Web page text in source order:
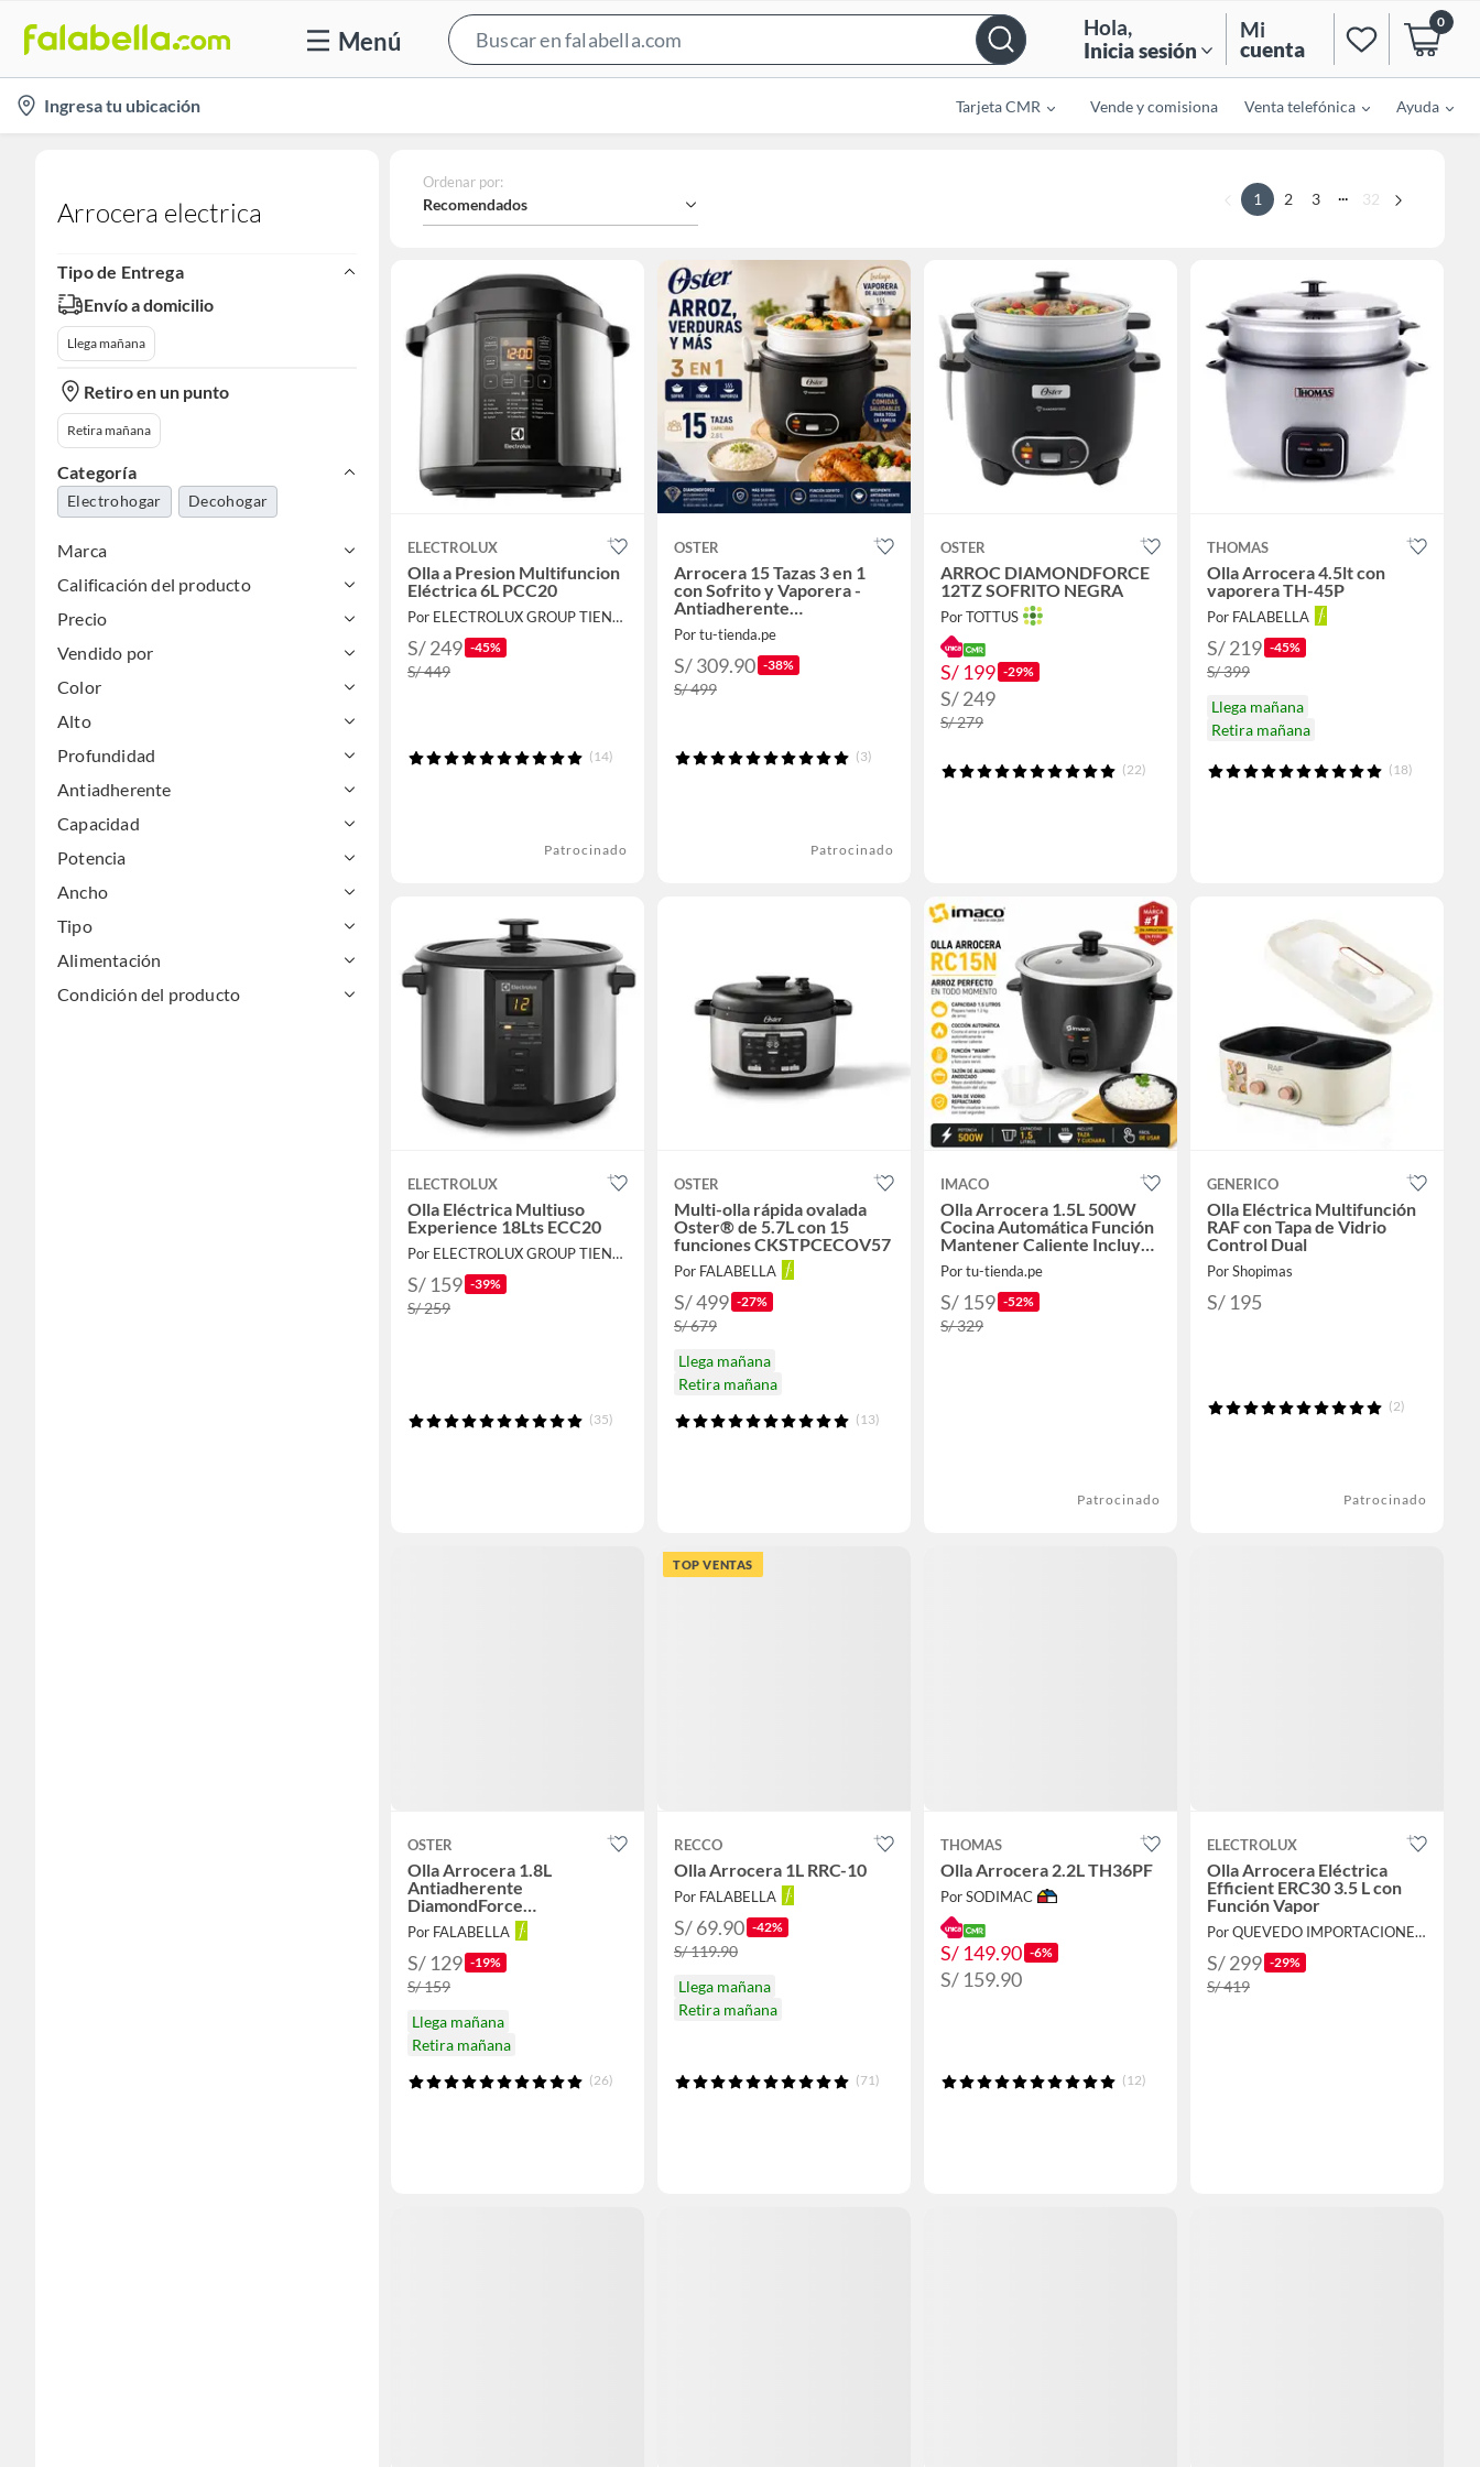
Menú
Bar
Hola,
Inicia sesión
Mi
cuenta
0
location-
icon
Ingresa tu ubicación Tarjeta CMR Vende y comisiona Venta telefónica Ayuda
Arrocera electrica
Tipo de Entrega
Envío a domicilio
Llega mañana
Retiro en un punto
Retira mañana
Categoría
Electrohogar Decohogar
Marca
Calificación del producto
Precio
Vendido por
Color
Alto
Profundidad
Antiadherente
Capacidad
Potencia
Ancho
Tipo
Alimentación
Condición del producto
Ordenar por:
Recomendados 1 2 3 ... 32
ELECTROLUX
Olla a Presion Multifuncion
Eléctrica 6L PCC20
Por ELECTROLUX GROUP TIENDA OFICIAL
S/ 249 -45%
S/ 449
(14)
Patrocinado
OSTER
Arrocera 15 Tazas 3 en 1
con Sofrito y Vaporera -
Antiadherente
DiamondForce
CKSTRC15DFBLK
Por tu-tienda.pe
S/ 309.90 -38%
S/ 499
(3)
Patrocinado
OSTER
ARROC DIAMONDFORCE
12TZ SOFRITO NEGRA
Por TOTTUS
S/ 199 -29%
S/ 249
S/ 279
(22)
THOMAS
Olla Arrocera 4.5lt con
vaporera TH-45P
Por FALABELLA
S/ 219 -45%
S/ 399
Llega mañana
Retira mañana
(18)
ELECTROLUX
Olla Eléctrica Multiuso
Experience 18Lts ECC20
Por ELECTROLUX GROUP TIENDA OFICIAL
S/ 159 -39%
S/ 259
(35)
OSTER
Multi-olla rápida ovalada
Oster® de 5.7L con 15
funciones CKSTPCECOV57
Por FALABELLA
S/ 499 -27%
S/ 679
Llega mañana
Retira mañana
(13)
IMACO
Olla Arrocera 1.5L 500W
Cocina Automática Función
Mantener Caliente Incluye
Taza y Cuchara
Por tu-tienda.pe
S/ 159 -52%
S/ 329
Patrocinado
GENERICO
Olla Eléctrica Multifunción
RAF con Tapa de Vidrio
Control Dual
Por Shopimas
S/ 195
(2)
Patrocinado
OSTER
Olla Arrocera 1.8L
Antiadherente
DiamondForce
CKSTRCB10DFSKE
Por FALABELLA
S/ 129 -19%
S/ 159
Llega mañana
Retira mañana
(26)
TOP VENTAS
RECCO
Olla Arrocera 1L RRC-10
Por FALABELLA
S/ 69.90 -42%
S/ 119.90
Llega mañana
Retira mañana
(71)
THOMAS
Olla Arrocera 2.2L TH36PF
Por SODIMAC
S/ 149.90 -6%
S/ 159.90
(12)
ELECTROLUX
Olla Arrocera Eléctrica
Efficient ERC30 3.5 L con
Función Vapor
Por QUEVEDO IMPORTACIONES S.A.C.
S/ 299 -29%
S/ 419